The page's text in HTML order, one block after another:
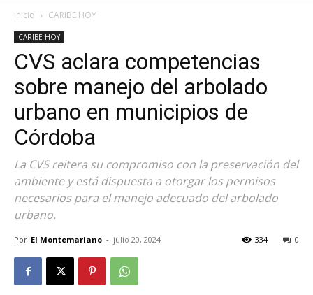
Inicio CARIBE HOY
CARIBE HOY
CVS aclara competencias
sobre manejo del arbolado
urbano en municipios de
Córdoba
La CVS reitera su compromiso con la preservación del
ambiente y está dispuesta a otorgar los permisos
necesarios para el manejo adecuado del arbolado
urbano.
Por El Montemariano - julio 20, 2024 0
334